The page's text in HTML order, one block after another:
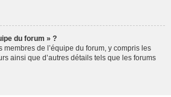
du forum » ?
de l’équipe du forum, y compris les
ainsi que d’autres détails tels que les forums